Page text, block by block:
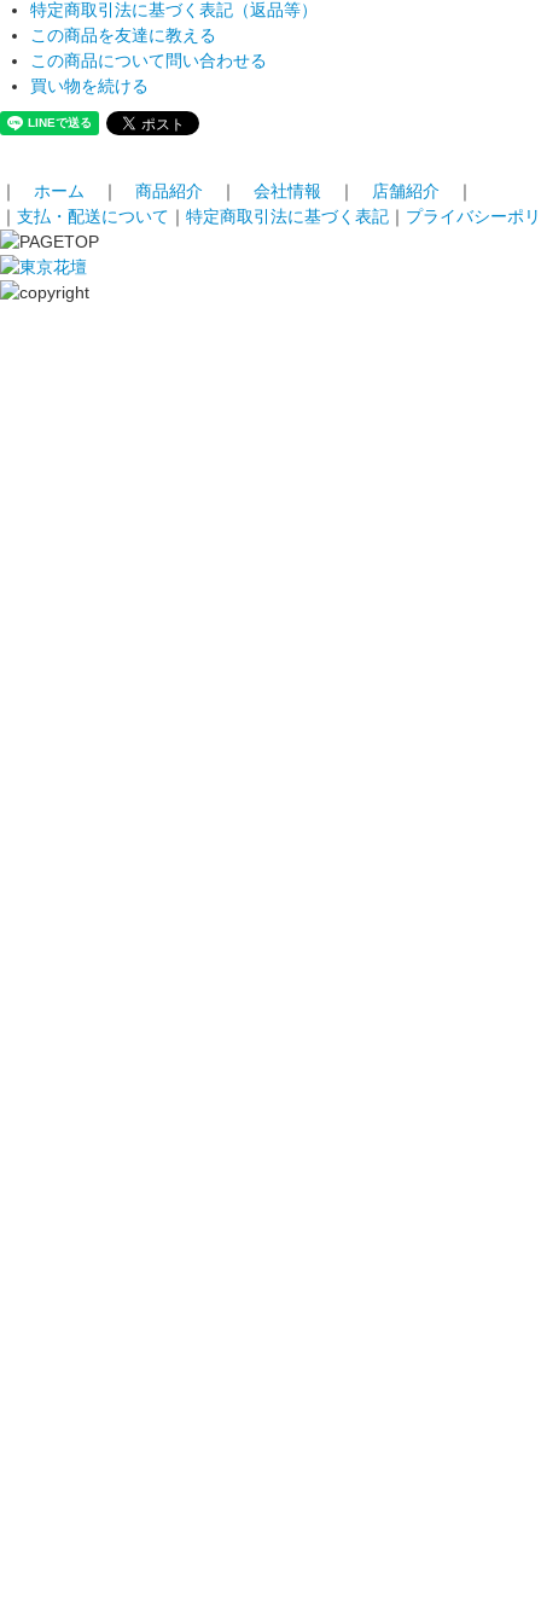
特定商取引法に基づく表記（返品等）
この商品を友達に教える
この商品について問い合わせる
買い物を続ける
｜ ホーム ｜ 商品紹介 ｜ 会社情報 ｜ 店舗紹介 ｜
｜ 支払・配送について ｜ 特定商取引法に基づく表記 ｜ プライバシーポ